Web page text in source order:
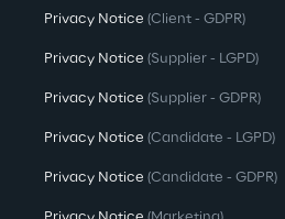
Privacy Notice (Client - GDPR)
Privacy Notice (Supplier - LGPD)
Privacy Notice (Supplier - GDPR)
Privacy Notice (Candidate - LGPD)
Privacy Notice (Candidate - GDPR)